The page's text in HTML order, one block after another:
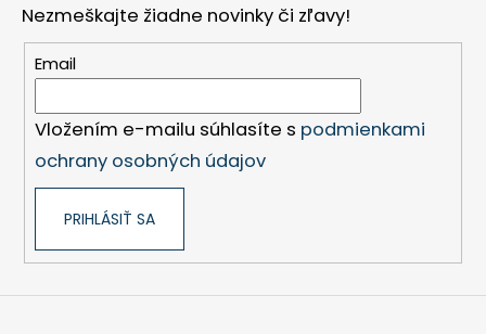
Nezmeškajte žiadne novinky či zľavy!
Email
Vložením e-mailu súhlasíte s podmienkami
ochrany osobných údajov
PRIHLÁSIŤ SA